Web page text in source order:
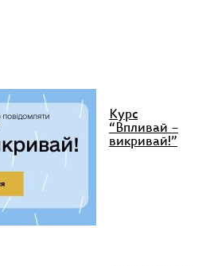
Курс
“Впливай –
викривай!”